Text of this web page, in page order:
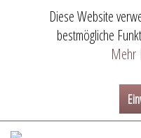
Diese Website
bestmögliche
Mehr